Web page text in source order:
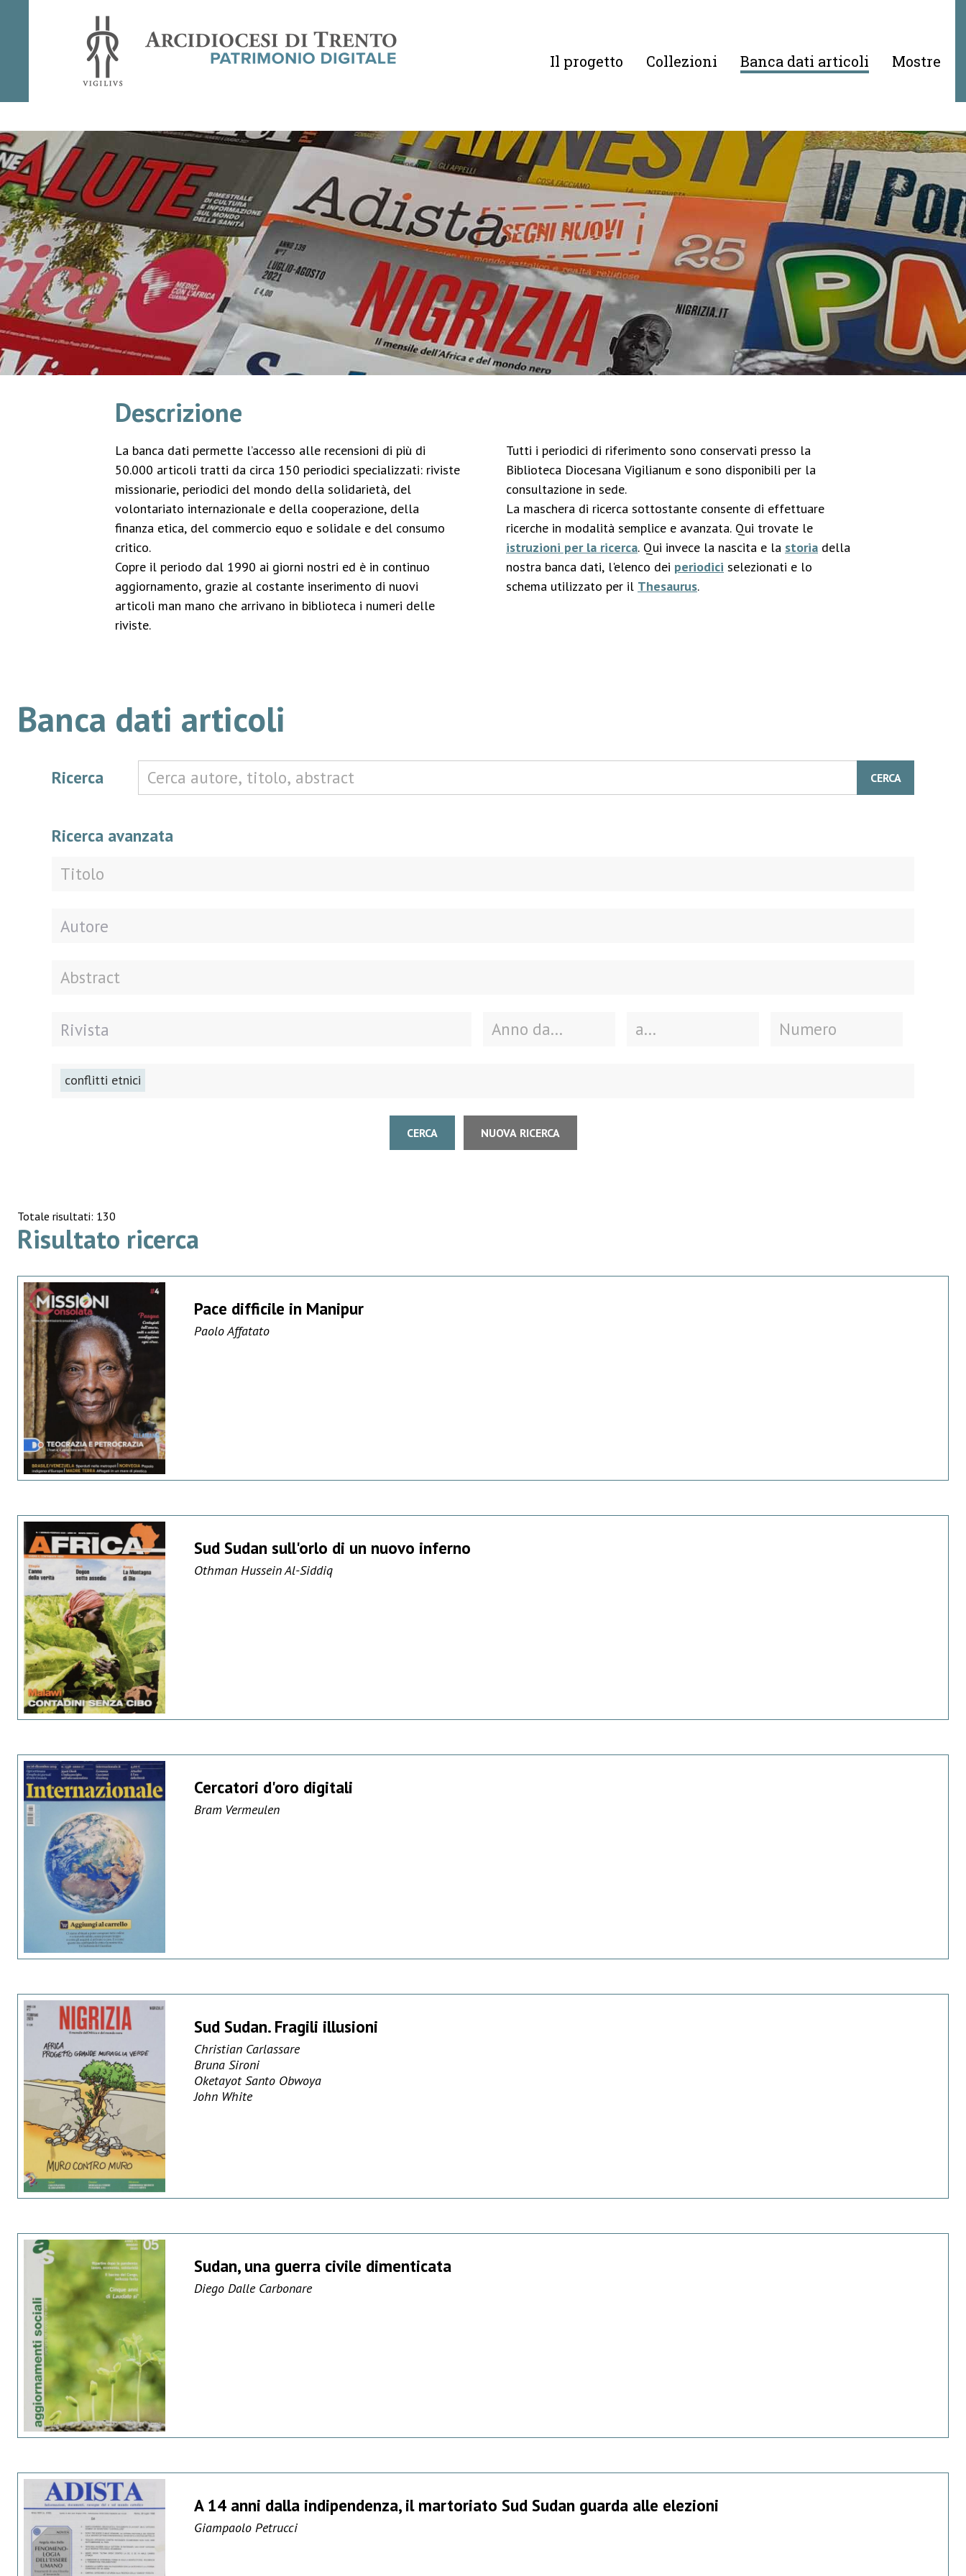
Il progetto Collezioni Banca dati articoli Mostre
Descrizione
La banca dati permette l’accesso alle recensioni di più di
50.000 articoli tratti da circa 150 periodici specializzati: riviste
missionarie, periodici del mondo della solidarietà, del
volontariato internazionale e della cooperazione, della
finanza etica, del commercio equo e solidale e del consumo
critico.
Copre il periodo dal 1990 ai giorni nostri ed è in continuo
aggiornamento, grazie al costante inserimento di nuovi
articoli man mano che arrivano in biblioteca i numeri delle
riviste.
Tutti i periodici di riferimento sono conservati presso la
Biblioteca Diocesana Vigilianum e sono disponibili per la
consultazione in sede.
La maschera di ricerca sottostante consente di effettuare
ricerche in modalità semplice e avanzata. Qui trovate le
istruzioni per la ricerca. Qui invece la nascita e la storia della
nostra banca dati, l'elenco dei periodici selezionati e lo
schema utilizzato per il Thesaurus.
Banca dati articoli
Ricerca CERCA
Ricerca avanzata
conflitti etnici
CERCA NUOVA RICERCA
Totale risultati: 130
Risultato ricerca
Pace difficile in Manipur
Paolo Affatato
Sud Sudan sull'orlo di un nuovo inferno
Othman Hussein Al-Siddiq
Cercatori d'oro digitali
Bram Vermeulen
Sud Sudan. Fragili illusioni
Christian Carlassare
Bruna Sironi
Oketayot Santo Obwoya
John White
Sudan, una guerra civile dimenticata
Diego Dalle Carbonare
A 14 anni dalla indipendenza, il martoriato Sud Sudan guarda alle elezioni
Giampaolo Petrucci